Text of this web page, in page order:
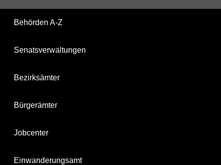
Behörden A-Z
Senatsverwaltungen
Bezirksämter
Bürgerämter
Jobcenter
Einwanderungsamt